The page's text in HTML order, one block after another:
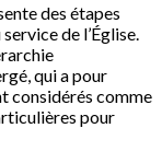
des étapes
de l’Église.
qui a pour
considérés comme
pour